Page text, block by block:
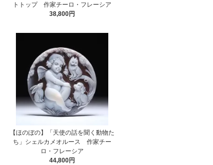
トトップ 作家チーロ・フレーシア
38,800円
【ほのぼの】「天使の話を聞く動物た
ち」シェルカメオルース 作家チー
ロ・フレーシア
44,800円